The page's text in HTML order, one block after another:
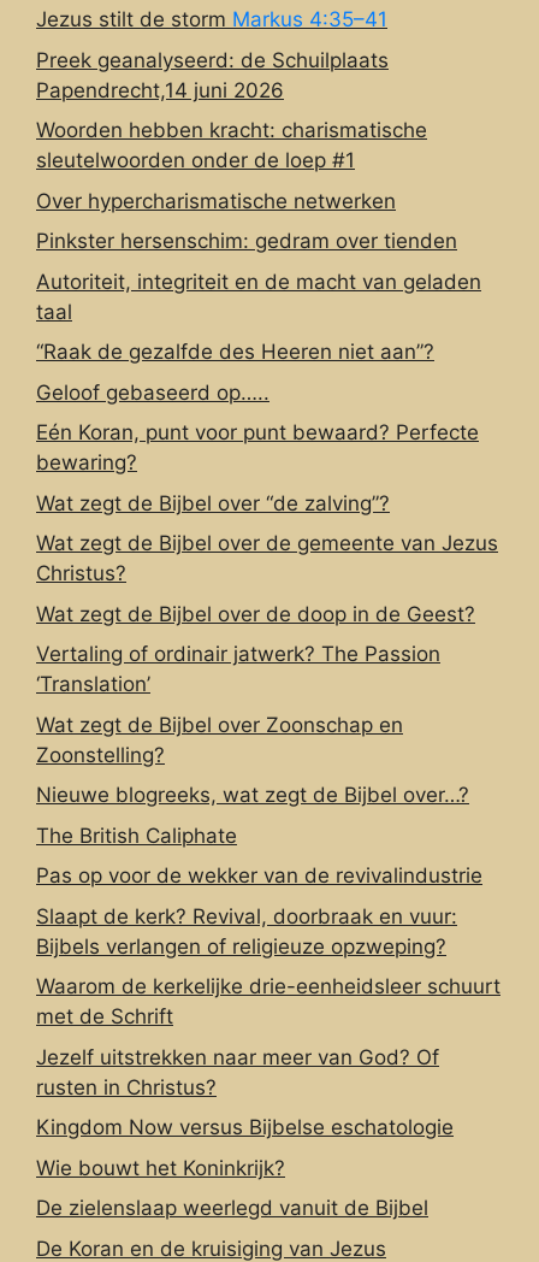
Jezus stilt de storm Markus 4:35–41
Preek geanalyseerd: de Schuilplaats
Papendrecht,14 juni 2026
Woorden hebben kracht: charismatische
sleutelwoorden onder de loep #1
Over hypercharismatische netwerken
Pinkster hersenschim: gedram over tienden
Autoriteit, integriteit en de macht van geladen
taal
“Raak de gezalfde des Heeren niet aan”?
Geloof gebaseerd op…..
Eén Koran, punt voor punt bewaard? Perfecte
bewaring?
Wat zegt de Bijbel over “de zalving”?
Wat zegt de Bijbel over de gemeente van Jezus
Christus?
Wat zegt de Bijbel over de doop in de Geest?
Vertaling of ordinair jatwerk? The Passion
‘Translation’
Wat zegt de Bijbel over Zoonschap en
Zoonstelling?
Nieuwe blogreeks, wat zegt de Bijbel over…?
The British Caliphate
Pas op voor de wekker van de revivalindustrie
Slaapt de kerk? Revival, doorbraak en vuur:
Bijbels verlangen of religieuze opzweping?
Waarom de kerkelijke drie-eenheidsleer schuurt
met de Schrift
Jezelf uitstrekken naar meer van God? Of
rusten in Christus?
Kingdom Now versus Bijbelse eschatologie
Wie bouwt het Koninkrijk?
De zielenslaap weerlegd vanuit de Bijbel
De Koran en de kruisiging van Jezus